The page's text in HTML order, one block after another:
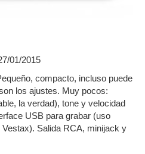
01/2015
compacto, incluso puede
los ajustes. Muy pocos:
la verdad), tone y velocidad
USB para grabar (uso
Salida RCA, minijack y